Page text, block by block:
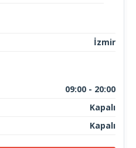
İzmir
09:00 - 20:00
Kapalı
Kapalı